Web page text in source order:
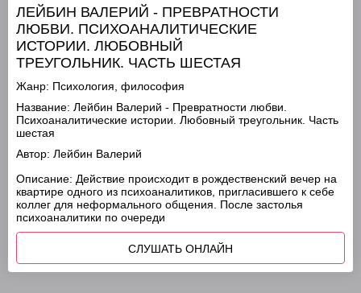
ЛЕЙБИН ВАЛЕРИЙ - ПРЕВРАТНОСТИ
ЛЮБВИ. ПСИХОАНАЛИТИЧЕСКИЕ
ИСТОРИИ. ЛЮБОВНЫЙ
ТРЕУГОЛЬНИК. ЧАСТЬ ШЕСТАЯ
Жанр: Психология, философия
Название: Лейбин Валерий - Превратности любви.
Психоаналитические истории. Любовный треугольник. Часть
шестая
Автор: Лейбин Валерий
Описание: Действие происходит в рождественский вечер на
квартире одного из психоаналитиков, пригласившего к себе
коллег для неформального общения. После застолья
психоаналитики по очереди
СЛУШАТЬ ОНЛАЙН